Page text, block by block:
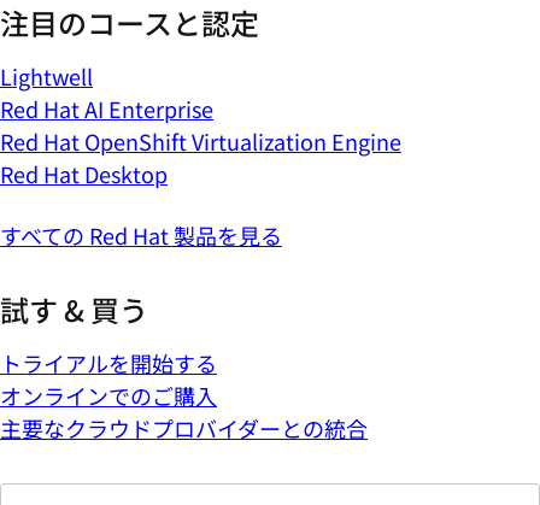
注目のコースと認定
Lightwell
Red Hat AI Enterprise
Red Hat OpenShift Virtualization Engine
Red Hat Desktop
すべての Red Hat 製品を見る
試す & 買う
トライアルを開始する
オンラインでのご購入
主要なクラウドプロバイダーとの統合